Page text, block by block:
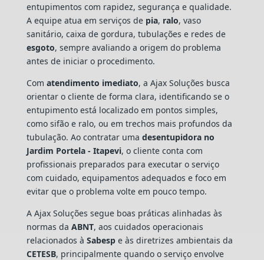
entupimentos com rapidez, segurança e qualidade.
A equipe atua em serviços de pia, ralo, vaso
sanitário, caixa de gordura, tubulações e redes de
esgoto, sempre avaliando a origem do problema
antes de iniciar o procedimento.
Com atendimento imediato, a Ajax Soluções busca
orientar o cliente de forma clara, identificando se o
entupimento está localizado em pontos simples,
como sifão e ralo, ou em trechos mais profundos da
tubulação. Ao contratar uma desentupidora no
Jardim Portela - Itapevi, o cliente conta com
profissionais preparados para executar o serviço
com cuidado, equipamentos adequados e foco em
evitar que o problema volte em pouco tempo.
A Ajax Soluções segue boas práticas alinhadas às
normas da ABNT, aos cuidados operacionais
relacionados à Sabespe às diretrizes ambientais da
CETESB, principalmente quando o serviço envolve